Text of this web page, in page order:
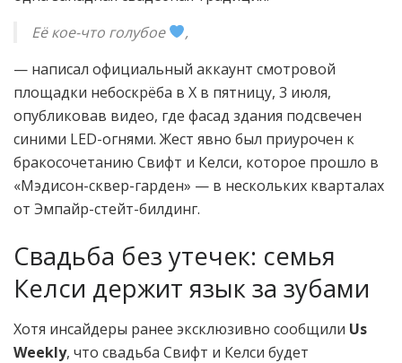
Её кое-что голубое
,
— написал официальный аккаунт смотровой
площадки небоскрёба в X в пятницу, 3 июля,
опубликовав видео, где фасад здания подсвечен
синими LED-огнями. Жест явно был приурочен к
бракосочетанию Свифт и Келси, которое прошло в
«Мэдисон-сквер-гарден» — в нескольких кварталах
от Эмпайр-стейт-билдинг.
Свадьба без утечек: семья
Келси держит язык за зубами
Хотя инсайдеры ранее эксклюзивно сообщили Us
Weekly, что свадьба Свифт и Келси будет